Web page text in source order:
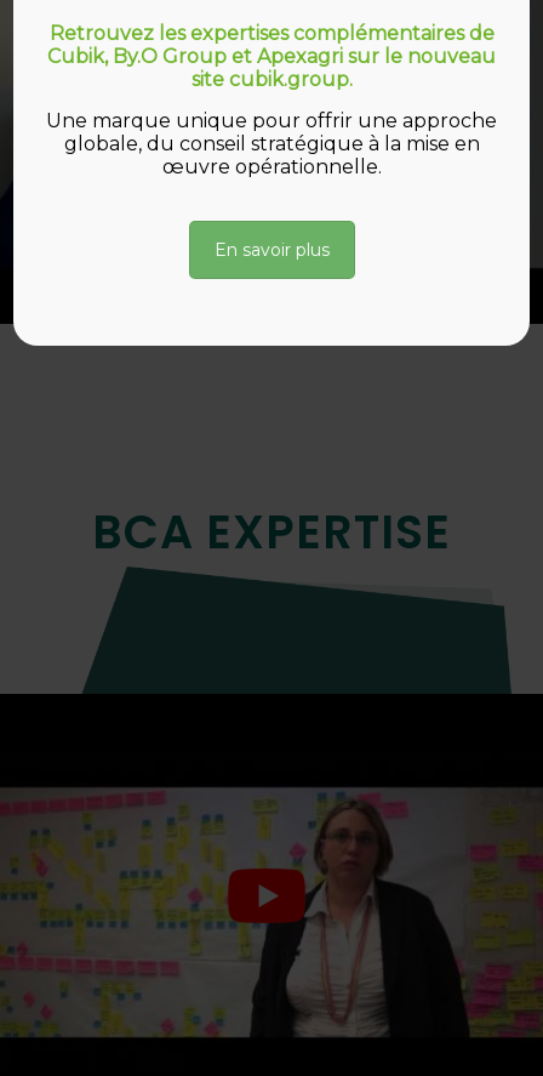
BCA EXPERTISE
Retrouvez les expertises complémentaires de
Cubik, By.O Group et Apexagri sur le nouveau
site cubik.group.
Une marque unique pour offrir une approche
globale, du conseil stratégique à la mise en
œuvre opérationnelle.
En savoir plus